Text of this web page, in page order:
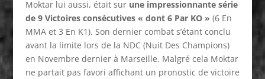
Moktar lui aussi, était sur une impressionnante série
de 9 Victoires consécutives « dont 6 Par KO » (6 En
MMA et 3 En K1). Son dernier combat s’étant conclu
avant la limite lors de la NDC (Nuit Des Champions)
en Novembre dernier à Marseille. Malgré cela Moktar
ne partait pas favori affichant un pronostic de victoire